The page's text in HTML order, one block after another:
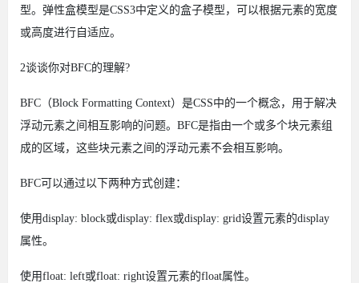
型。弹性盒模型是CSS3中定义的盒子模型，可以根据元素的宽度
或高度进行自适应。
2谈谈你对BFC的理解?
BFC（Block Formatting Context）是CSS中的一个概念，用于解决
浮动元素之间相互影响的问题。BFC是指由一个或多个块元素组
成的区域，这些块元素之间的浮动元素不会相互影响。
BFC可以通过以下两种方式创建：
使用display: block或display: flex或display: grid设置元素的display
属性。
使用float: left或float: right设置元素的float属性。